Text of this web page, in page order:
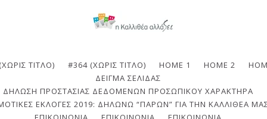
ΤΊΤΛΟ) #364 (ΧΩΡΊΣ ΤΊΤΛΟ) HOME 1 HOME 2
ΔΕΊΓΜΑ ΣΕΛΊΔΑΣ
ΔΉΛΩΣΗ ΠΡΟΣΤΑΣΊΑΣ ΔΕΔΟΜΈΝΩΝ ΠΡΟΣΩΠΙΚΟΎ ΧΑΡΑΚΤΉΡΑ
ΕΚΛΟΓΈΣ 2019: ΔΗΛΏΝΩ “ΠΑΡΏΝ” ΓΙΑ ΤΗΝ ΚΑΛΛΙΘΈΑ